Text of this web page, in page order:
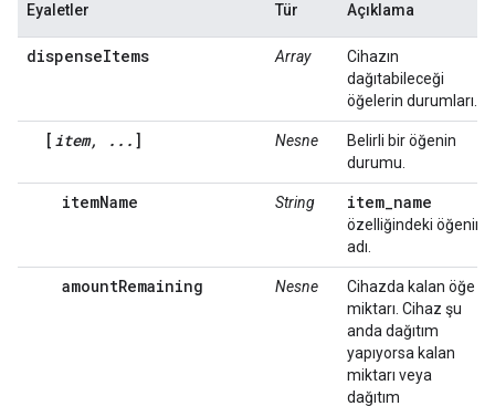
Eyaletler Tür Açıklama
dispenseItems Array
Cihazın
dağıtabileceği
öğelerin durumları.
[ item, ... ] Nesne
Belirli bir öğenin
durumu.
itemName String item_name
özelliğindeki öğenin
adı.
amountRemaining Nesne
Cihazda kalan öğe
miktarı. Cihaz şu
anda dağıtım
yapıyorsa kalan
miktarı veya
dağıtım